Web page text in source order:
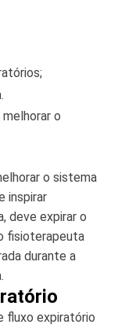
o
o sistema
inspirar
deve expirar o
fisioterapeuta
durante a
fluxo expiratório